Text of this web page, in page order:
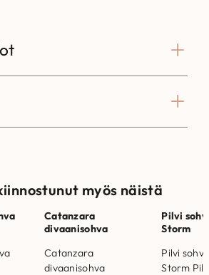
myös näistä
Catanzara
divaanisohva
Catanzara
divaanisohva
Pilvi
Storm
Pilvi
Storm